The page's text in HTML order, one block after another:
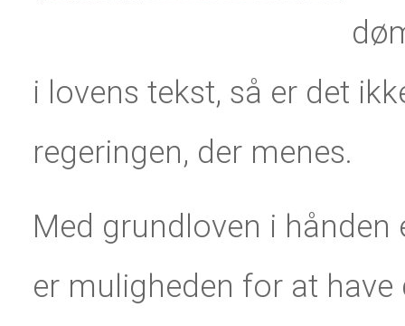
i lovens tekst, så er det
regeringen, der menes.
Med grundloven i
er muligheden for at